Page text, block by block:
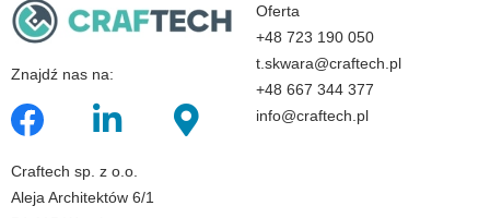
Znajdź nas na:
Craftech sp. z o.o.
Aleja Architektów 6/1
Oferta
+48 723 190 050
t.skwara@craftech.pl
+48 667 344 377
info@craftech.pl